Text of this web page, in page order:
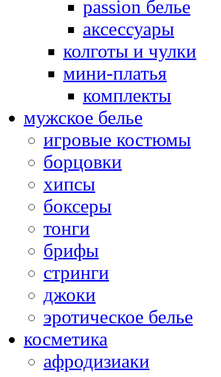
passion белье
аксессуары
колготы и чулки
мини-платья
комплекты
мужское белье
игровые костюмы
борцовки
хипсы
боксеры
тонги
брифы
стринги
джоки
эротическое белье
косметика
афродизиаки